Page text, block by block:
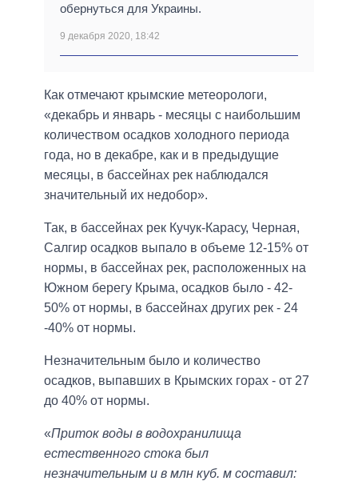
обернуться для Украины.
9 декабря 2020, 18:42
Как отмечают крымские метеорологи,
«декабрь и январь - месяцы с наибольшим
количеством осадков холодного периода
года, но в декабре, как и в предыдущие
месяцы, в бассейнах рек наблюдался
значительный их недобор».
Так, в бассейнах рек Кучук-Карасу, Черная,
Салгир осадков выпало в объеме 12-15% от
нормы, в бассейнах рек, расположенных на
Южном берегу Крыма, осадков было - 42-
50% от нормы, в бассейнах других рек - 24
-40% от нормы.
Незначительным было и количество
осадков, выпавших в Крымских горах - от 27
до 40% от нормы.
«Приток воды в водохранилища
естественного стока был
незначительным и в млн куб. м составил: